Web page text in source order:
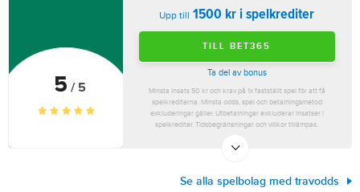
5 / 5
Upp till 1500 kr i spelkrediter
TILL BET365
Ta del av bonus
Minsta insats 50 kr och krav på 1x fastställt spel för att få
spelkrediterna. Minsta odds, spel och betalningsmetod
exkluderingar gäller. Utbetalningar exkluderar insatser i
spelkrediter. Tidsbegränsningar och villkor tillämpas.
Se alla spelbolag med travodds